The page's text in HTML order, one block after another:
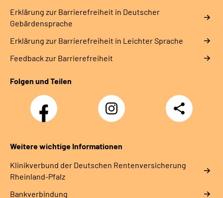
Erklärung zur Barrierefreiheit in Deutscher
Gebärdensprache
Erklärung zur Barrierefreiheit in Leichter Sprache
Feedback zur Barrierefreiheit
Folgen und Teilen
Facebook
Instagram
DRV
Nachwuchskräfte
Teilen
Weitere wichtige Informationen
Klinikverbund der Deutschen Rentenversicherung
Rheinland-Pfalz
Bankverbindung